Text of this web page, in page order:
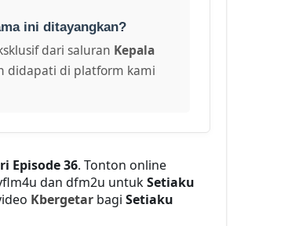
ini ditayangkan?
dari saluran Kepala
didapati di platform kami
Episode 36. Tonton online
dan dfm2u untukSetiaku
Kbergetarbagi Setiaku